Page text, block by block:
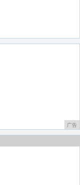
广告